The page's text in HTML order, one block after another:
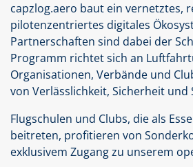
capzlog.aero baut ein vernetztes,
pilotenzentriertes digitales
Partnerschaften sind dabei der
Programm richtet sich an
Organisationen, Verbände und
von Verlässlichkeit, Sicherheit und
Flugschulen und Clubs, die als
beitreten, profitieren von
exklusivem Zugang zu unserem